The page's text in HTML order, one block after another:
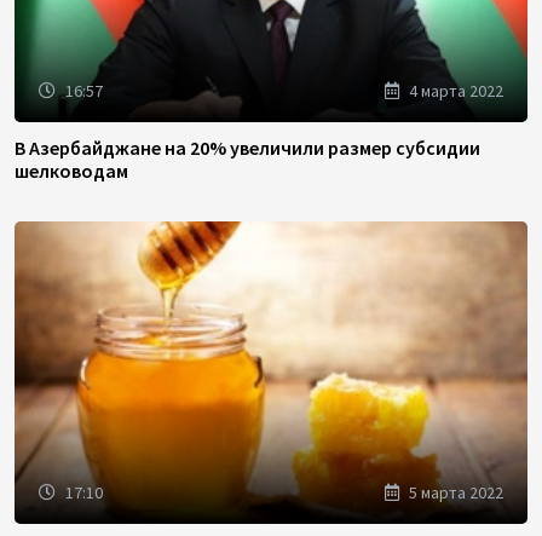
16:57 4 марта 2022
В Азербайджане на 20% увеличили размер субсидии
шелководам
17:10 5 марта 2022